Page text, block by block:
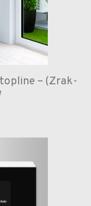
– (Zrak-